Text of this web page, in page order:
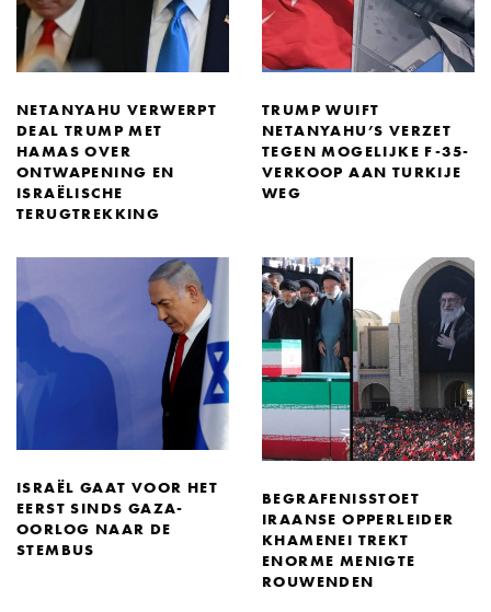
NETANYAHU VERWERPT
DEAL TRUMP MET
HAMAS OVER
ONTWAPENING EN
ISRAËLISCHE
TERUGTREKKING
TRUMP WUIFT
NETANYAHU’S VERZET
TEGEN MOGELIJKE F-35-
VERKOOP AAN TURKIJE
WEG
ISRAËL GAAT VOOR HET
EERST SINDS GAZA-
OORLOG NAAR DE
STEMBUS
BEGRAFENISSTOET
IRAANSE OPPERLEIDER
KHAMENEI TREKT
ENORME MENIGTE
ROUWENDEN